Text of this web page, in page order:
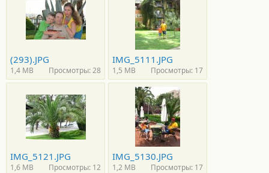
(293).JPG
1,4 MB Просмотры: 28
IMG_5111.JPG
1,5 MB Просмотры: 17
IMG_5121.JPG
1,6 MB Просмотры: 12
IMG_5130.JPG
1,2 MB Просмотры: 17